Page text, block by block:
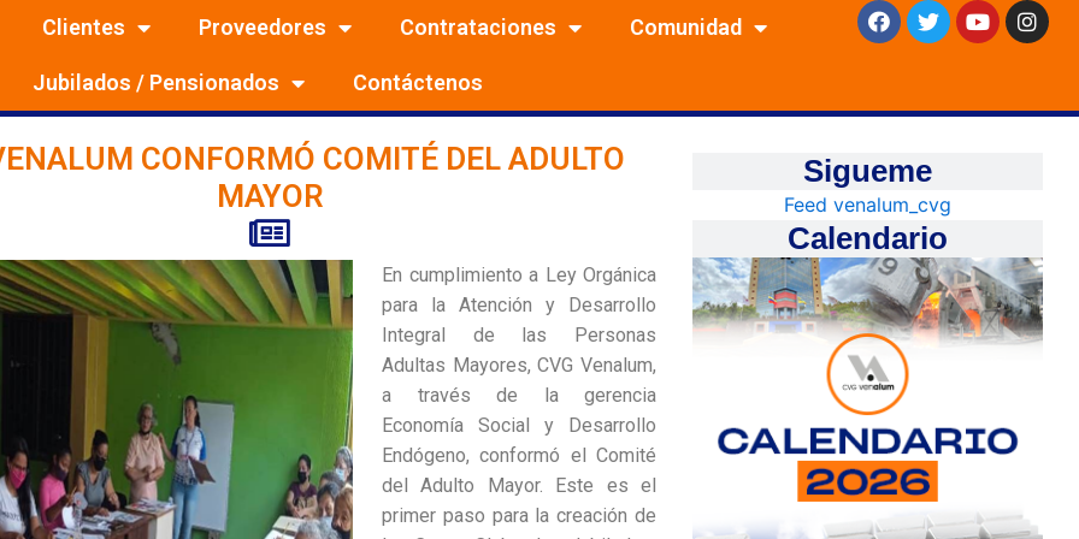
Clientes Proveedores Contrataciones Comunidad
Jubilados / Pensionados Contáctenos
F
a
o
k
T
w
e
Y
o
b
I
n
g
CONFORMÓ COMITÉ DEL ADULTO
MAYOR
En cumplimiento a Ley Orgánica
para la Atención y Desarrollo
Integral de las Personas
Adultas Mayores, CVG Venalum,
a través de la gerencia
Economía Social y Desarrollo
Endógeno, conformó el Comité
del Adulto Mayor. Este es el
primer paso para la creación de
Sigueme
Feed venalum_cvg
Calendario